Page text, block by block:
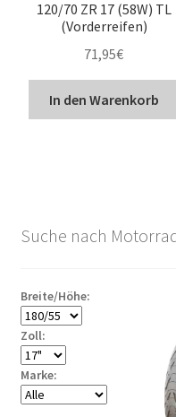
120/70 ZR 17 (58W) TL
(Vorderreifen)
71,95€
In den Warenkorb
Suche nach
Breite/Höhe:
Zoll:
Marke: